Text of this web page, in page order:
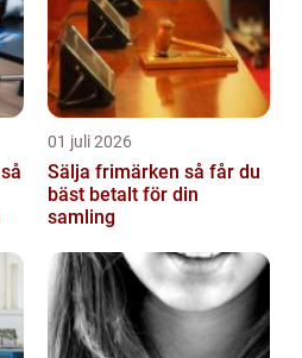
01 juli 2026
Sälja frimärken så får du
bäst betalt för din
samling